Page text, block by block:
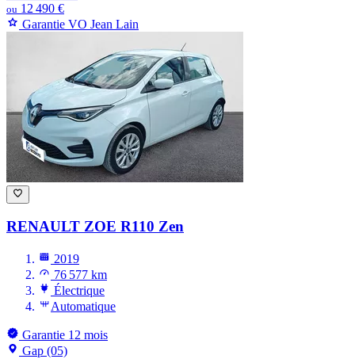
ou 12 490 €
Garantie VO Jean Lain
RENAULT ZOE R110 Zen
2019
76 577 km
Électrique
Automatique
Garantie 12 mois
Gap (05)